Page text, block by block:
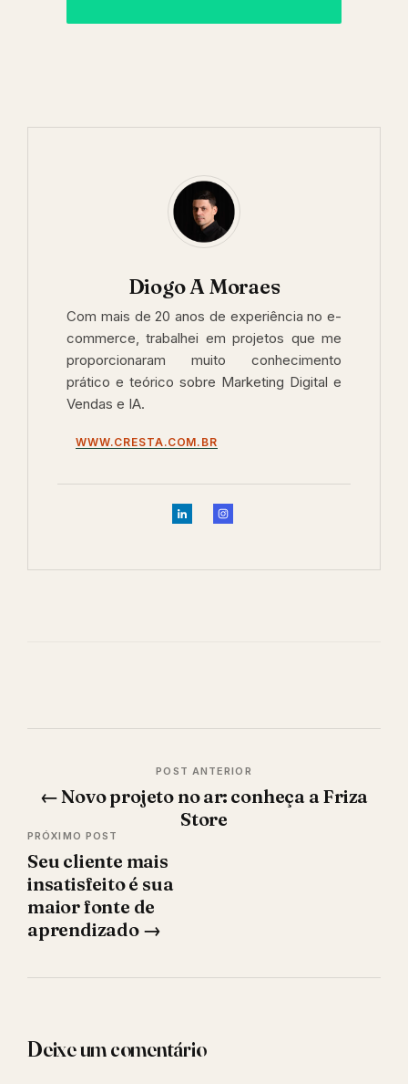
Diogo A Moraes
Com mais de 20 anos de experiência no e-
commerce, trabalhei em projetos que me
proporcionaram muito conhecimento
prático e teórico sobre Marketing Digital e
Vendas e IA.
WWW.CRESTA.COM.BR
de
Post
←Novo projeto no ar: conheça a Friza
Store
Seu cliente mais
insatisfeito é sua
maior fonte de
aprendizado →
Deixe um comentário